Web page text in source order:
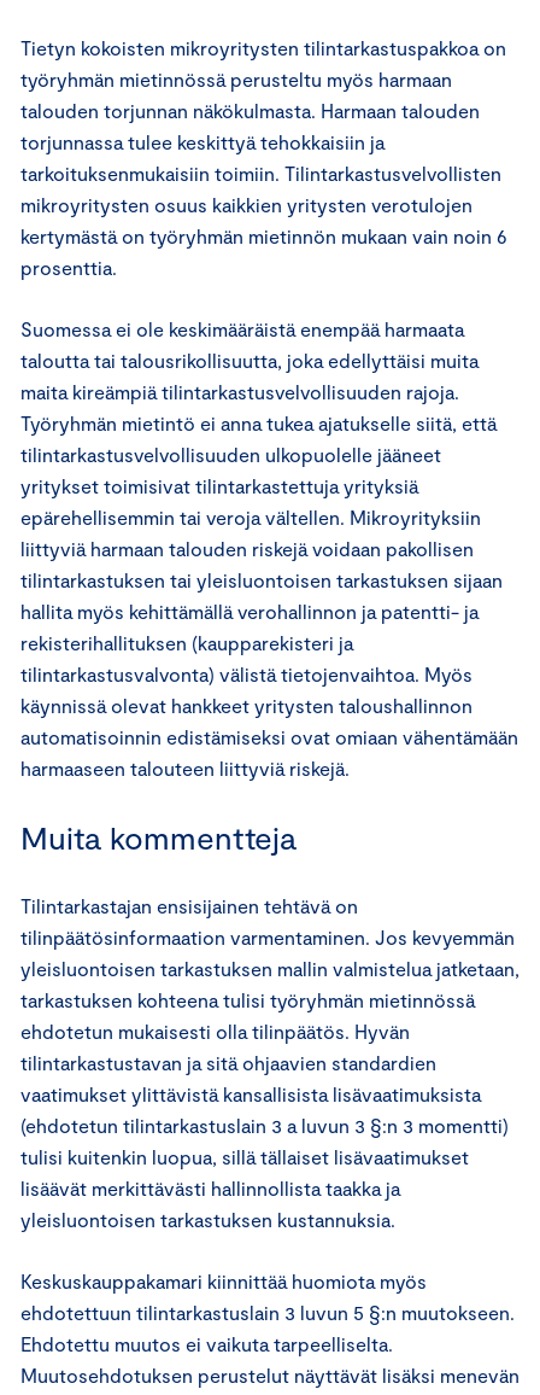
Tietyn kokoisten mikroyritysten tilintarkastuspakkoa on
työryhmän mietinnössä perusteltu myös harmaan
talouden torjunnan näkökulmasta. Harmaan talouden
torjunnassa tulee keskittyä tehokkaisiin ja
tarkoituksenmukaisiin toimiin. Tilintarkastusvelvollisten
mikroyritysten osuus kaikkien yritysten verotulojen
kertymästä on työryhmän mietinnön mukaan vain noin 6
prosenttia.
Suomessa ei ole keskimääräistä enempää harmaata
taloutta tai talousrikollisuutta, joka edellyttäisi muita
maita kireämpiä tilintarkastusvelvollisuuden rajoja.
Työryhmän mietintö ei anna tukea ajatukselle siitä, että
tilintarkastusvelvollisuuden ulkopuolelle jääneet
yritykset toimisivat tilintarkastettuja yrityksiä
epärehellisemmin tai veroja vältellen. Mikroyrityksiin
liittyviä harmaan talouden riskejä voidaan pakollisen
tilintarkastuksen tai yleisluontoisen tarkastuksen sijaan
hallita myös kehittämällä verohallinnon ja patentti- ja
rekisterihallituksen (kaupparekisteri ja
tilintarkastusvalvonta) välistä tietojenvaihtoa. Myös
käynnissä olevat hankkeet yritysten taloushallinnon
automatisoinnin edistämiseksi ovat omiaan vähentämään
harmaaseen talouteen liittyviä riskejä.
Muita kommentteja
Tilintarkastajan ensisijainen tehtävä on
tilinpäätösinformaation varmentaminen. Jos kevyemmän
yleisluontoisen tarkastuksen mallin valmistelua jatketaan,
tarkastuksen kohteena tulisi työryhmän mietinnössä
ehdotetun mukaisesti olla tilinpäätös. Hyvän
tilintarkastustavan ja sitä ohjaavien standardien
vaatimukset ylittävistä kansallisista lisävaatimuksista
(ehdotetun tilintarkastuslain 3 a luvun 3 §:n 3 momentti)
tulisi kuitenkin luopua, sillä tällaiset lisävaatimukset
lisäävät merkittävästi hallinnollista taakka ja
yleisluontoisen tarkastuksen kustannuksia.
Keskuskauppakamari kiinnittää huomiota myös
ehdotettuun tilintarkastuslain 3 luvun 5 §:n muutokseen.
Ehdotettu muutos ei vaikuta tarpeelliselta.
Muutosehdotuksen perustelut näyttävät lisäksi menevän